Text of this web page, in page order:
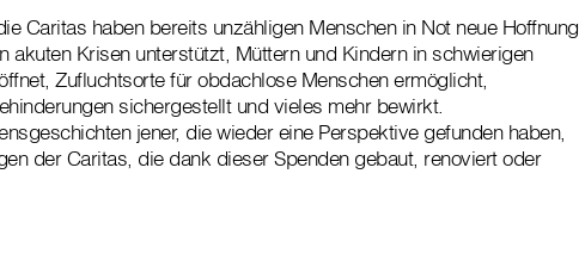
Caritas haben bereits unzähligen Menschen in Not neue Hoffnung
akuten Krisen unterstützt, Müttern und Kindern in schwierigen
Zufluchtsorte für obdachlose Menschen ermöglicht,
sichergestellt und vieles mehr bewirkt.
jener, die wieder eine Perspektive gefunden haben,
der Caritas, die dank dieser Spenden gebaut, renoviert oder